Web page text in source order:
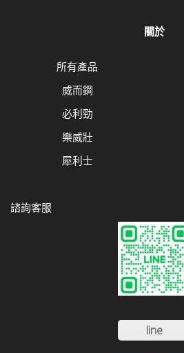
關於
所有產品
威而鋼
必利勁
樂威壯
犀利士
諮詢客服
line